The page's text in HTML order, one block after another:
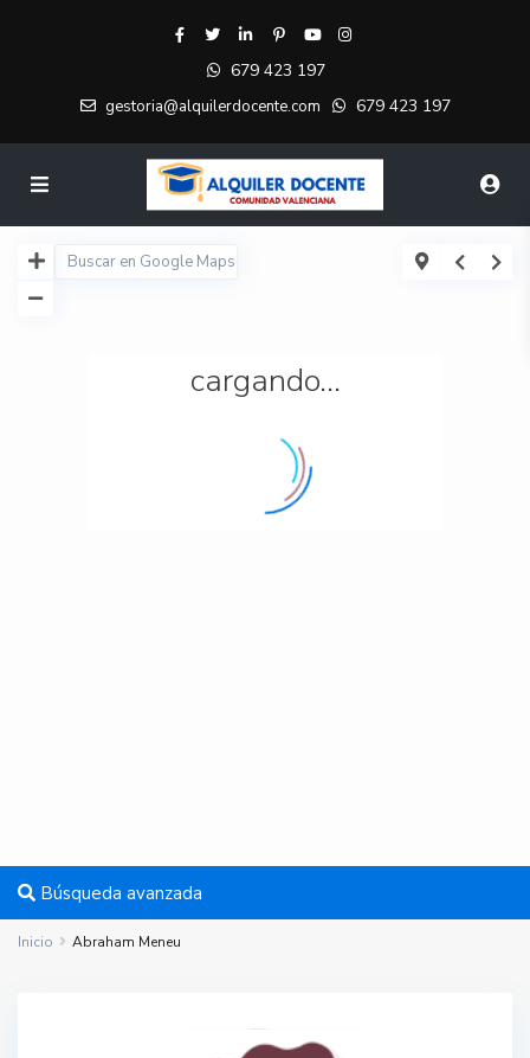
679 423 197
gestoria@alquilerdocente.com 679 423 197
cargando...
Búsqueda avanzada
Inicio Abraham Meneu